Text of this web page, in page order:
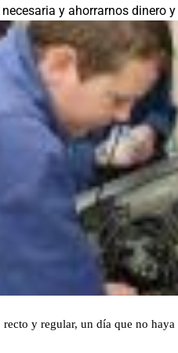
y ahorrarnos dinero
y regular, un día que no haya